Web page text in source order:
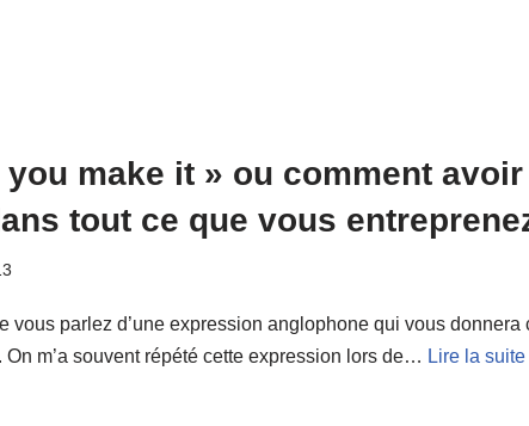
make it » ou comment avoir
tout ce que vous
vous parlez d’une expression anglophone qui vous donnera
m’a souvent répété cette expression lors de… Lire la suite